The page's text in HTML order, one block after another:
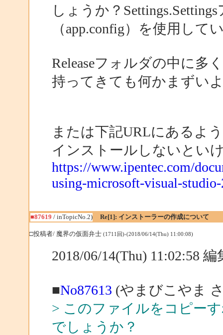
しょうか？
（app.config）を使用して
Releaseフォルダの中に多
持ってきても何かまずい
または下記URLにあるよ
インストールしないとい
https://www.ipentec.com/
using-microsoft-visual-
■87619 / inTopicNo.2) Re[1]: インストーラーの作成について
□投稿者/ 魔界の仮面弁士 (1711回)-(2018/06/14(Thu) 11:00:08)
2018/06/14(Thu) 11:02:58
■No87613 (やまびこやま
> このファイルをコピー
でしょうか？